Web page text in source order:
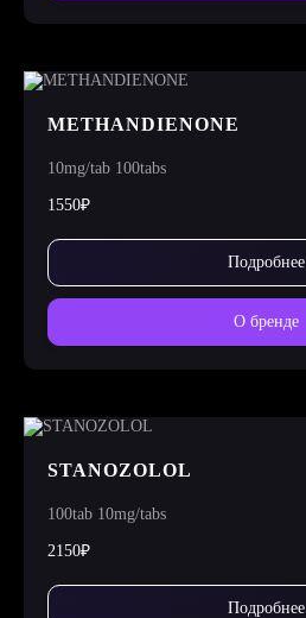
METHANDIENONE
10mg/tab 100tabs
1550₽
Подробнее
О бренде
STANOZOLOL
100tab 10mg/tabs
2150₽
Подробнее